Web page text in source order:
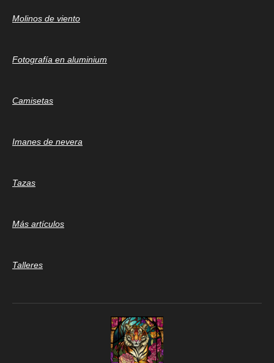
Molinos de viento
Fotografía en aluminium
Camisetas
Imanes de nevera
Tazas
Más artículos
Talleres